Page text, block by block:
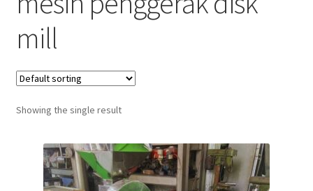
Checkout
Kontak Kami
My account
Sample Page
mill
Showing the single result